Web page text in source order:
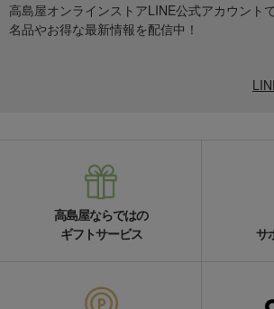
高島屋オンラインストアLINE公式アカウント
名品やお得な最新情報を配信中！
高島屋ならではの
ギフトサービス
サ